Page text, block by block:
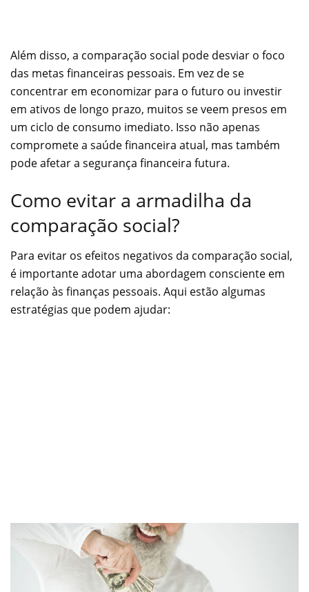
Além disso, a comparação social pode desviar o foco
das metas financeiras pessoais. Em vez de se
concentrar em economizar para o futuro ou investir
em ativos de longo prazo, muitos se veem presos em
um ciclo de consumo imediato. Isso não apenas
compromete a saúde financeira atual, mas também
pode afetar a segurança financeira futura.
Como evitar a armadilha da
comparação social?
Para evitar os efeitos negativos da comparação social,
é importante adotar uma abordagem consciente em
relação às finanças pessoais. Aqui estão algumas
estratégias que podem ajudar: